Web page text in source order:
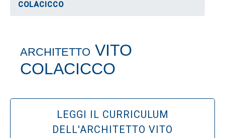
COLACICCO
ARCHITETTO VITO
COLACICCO
LEGGI IL CURRICULUM
DELL'ARCHITETTO VITO